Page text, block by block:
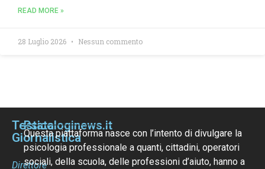
READ MORE »
28 Luglio 2026 Nessun commento
Testata
Giornalistica
Direttore
Psicologinews.it
Questa piattaforma nasce con l’intento di divulgare la
psicologia professionale a quanti, cittadini, operatori
sociali, della scuola, delle professioni d’aiuto, hanno a